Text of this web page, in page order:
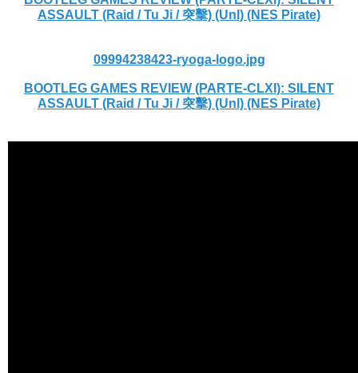
ASSAULT (Raid / Tu Ji / 突擊) (Unl) (NES Pirate)
09994238423-ryoga-logo.jpg
BOOTLEG GAMES REVIEW (PARTE-CLXI): SILENT
ASSAULT (Raid / Tu Ji / 突擊) (Unl) (NES Pirate)